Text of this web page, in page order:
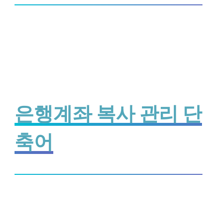
은행계좌 복사 관리 단
축어